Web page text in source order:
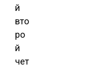
й
вто
ро
й
чет